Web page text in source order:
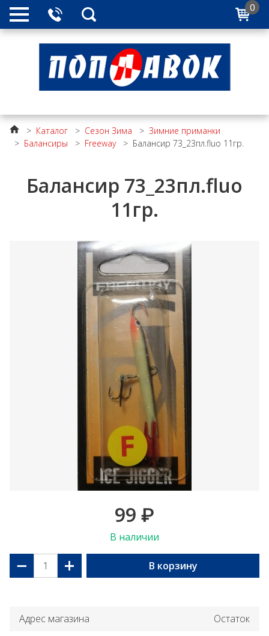
0
> Каталог > Сезон Зима > Зимние приманки
> Балансиры > Freeway > Балансир 73_23пл.fluo 11гр.
Балансир 73_23пл.fluo
11гр.
99 ₽
В наличии
− + В корзину
Адрес магазина Остаток